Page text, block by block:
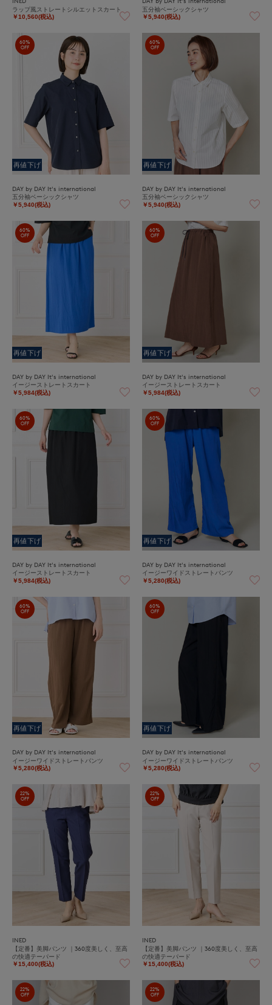
ラップ風ストレートシルエットスカート
￥10,560(税込)
五分袖ベーシックシャツ
￥5,940(税込)
60%
OFF
再値下げ
DAY by DAY It's international
五分袖ベーシックシャツ
￥5,940(税込)
60%
OFF
再値下げ
DAY by DAY It's international
五分袖ベーシックシャツ
￥5,940(税込)
60%
OFF
再値下げ
DAY by DAY It's international
イージーストレートスカート
￥5,984(税込)
60%
OFF
再値下げ
DAY by DAY It's international
イージーストレートスカート
￥5,984(税込)
60%
OFF
再値下げ
DAY by DAY It's international
イージーストレートスカート
￥5,984(税込)
60%
OFF
再値下げ
DAY by DAY It's international
イージーワイドストレートパンツ
￥5,280(税込)
60%
OFF
再値下げ
DAY by DAY It's international
イージーワイドストレートパンツ
￥5,280(税込)
60%
OFF
再値下げ
DAY by DAY It's international
イージーワイドストレートパンツ
￥5,280(税込)
22%
OFF
INED
【定番】美脚パンツ ｜360度美しく、至高
の快適テーパード
￥15,400(税込)
22%
OFF
INED
【定番】美脚パンツ ｜360度美しく、至高
の快適テーパード
￥15,400(税込)
22%
OFF
22%
OFF